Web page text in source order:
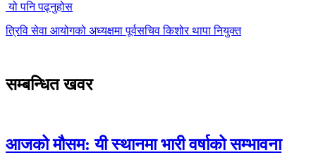
यो पनि पढ्नुहोस
त्रिवि सेवा आयोगको अध्यक्षमा पूर्वसचिव किशोर थापा नियुक्त
सम्बन्धित खवर
आजको मौसम: यी स्थानमा भारी वर्षाको सम्भावना